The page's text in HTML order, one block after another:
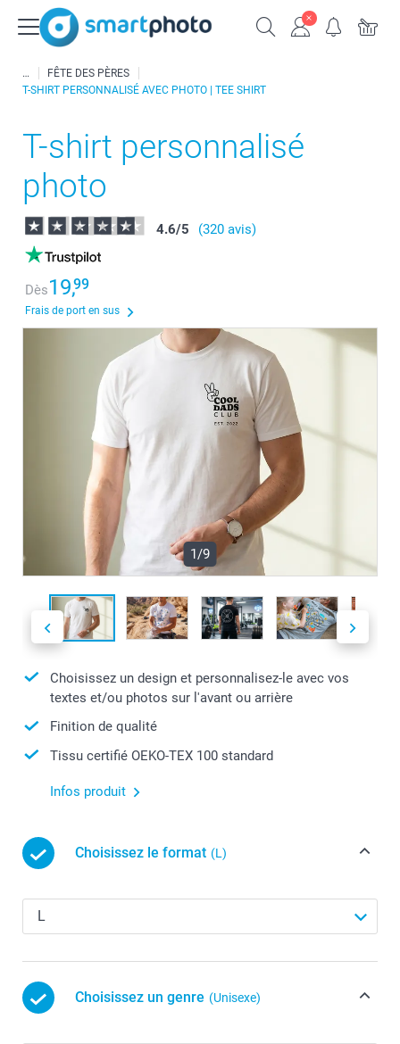
FÊTE DES PÈRES
T-SHIRT PERSONNALISÉ AVEC PHOTO | TEE SHIRT
T-shirt personnalisé
photo
4.6/5 (320 avis)
Dès19,99
Frais de port en sus
1/9
Choisissez un design et personnalisez-le avec vos
textes et/ou photos sur l'avant ou arrière
Finition de qualité
Tissu certifié OEKO-TEX 100 standard
Infos produit
Choisissez le format (L)
Choisissez un genre (Unisexe)